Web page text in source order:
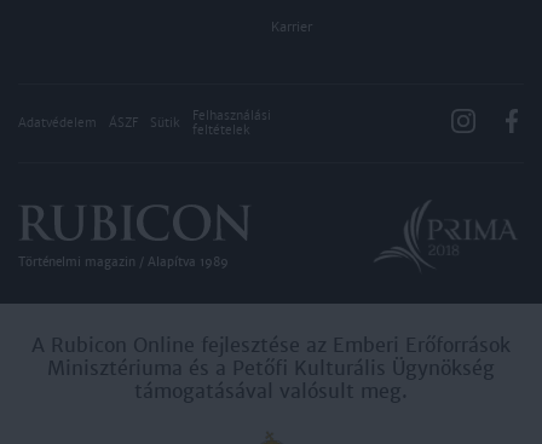
Karrier
Adatvédelem ÁSZF Sütik
Felhasználási
feltételek
Történelmi magazin / Alapítva 1989
A Rubicon Online fejlesztése az Emberi Erőforrások
Minisztériuma és a Petőfi Kulturális Ügynökség
támogatásával valósult meg.